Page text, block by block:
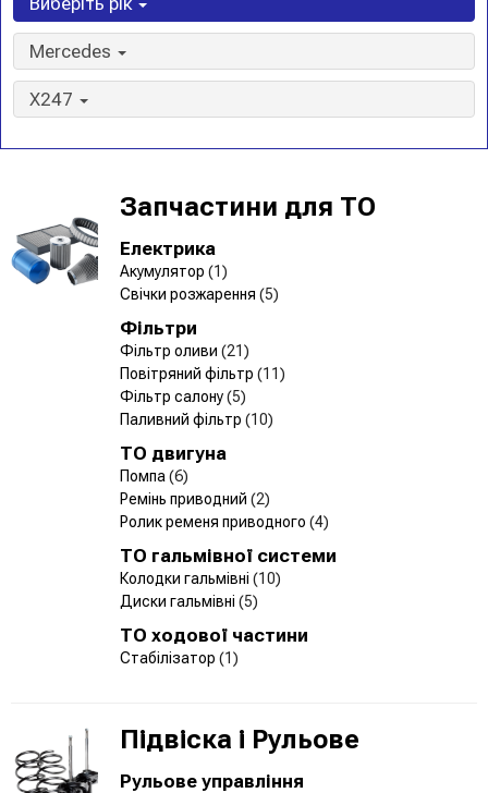
Mercedes
X247
Запчастини для ТО
Електрика
Акумулятор (1)
Свічки розжарення (5)
Фільтри
Фільтр оливи (21)
Повітряний фільтр (11)
Фільтр салону(5)
Паливний фільтр (10)
ТО двигуна
Помпа (6)
Ремінь приводний (2)
Ролик ременя приводного (4)
ТО гальмівної системи
Колодки гальмівні (10)
Диски гальмівні (5)
ТО ходової частини
Стабілізатор (1)
Підвіска і Рульове
Рульове управління